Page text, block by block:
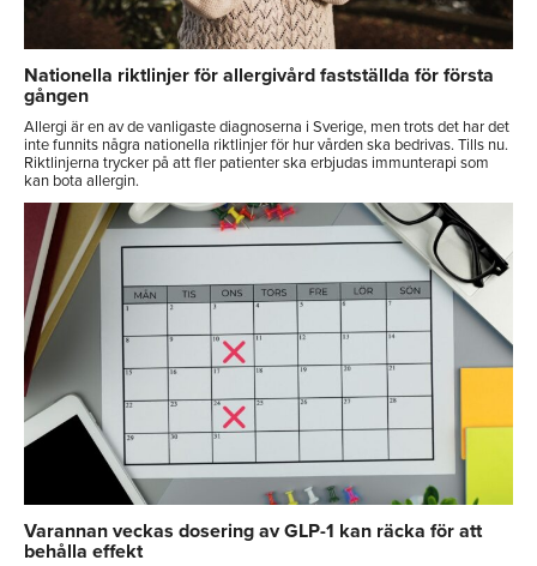
Nationella riktlinjer för allergivård fastställda för första
gången
Allergi är en av de vanligaste diagnoserna i Sverige, men trots det har det
inte funnits några nationella riktlinjer för hur vården ska bedrivas. Tills nu.
Riktlinjerna trycker på att fler patienter ska erbjudas immunterapi som
kan bota allergin.
Varannan veckas dosering av GLP-1 kan räcka för att
behålla effekt